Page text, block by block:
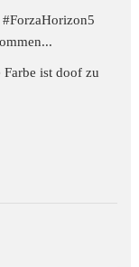
#ForzaHorizon5
ist doof zu